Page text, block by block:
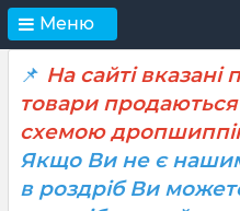
Меню
📌 На сайті вказані
товари
схемою
Якщо Ви не є
в роздріб Ви